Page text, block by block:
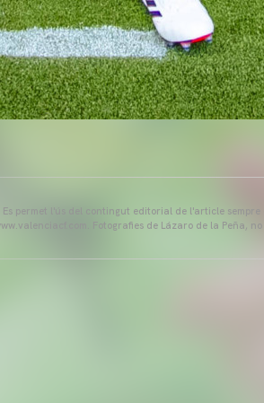
Es permet l'ús del contingut editorial de l'article
Fotografies de Lázaro de la Peña,